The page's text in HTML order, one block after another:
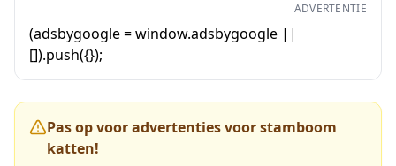
ADVERTENTIE
(adsbygoogle = window.adsbygoogle ||
[]).push({});
Pas op voor advertenties voor stamboom
katten!